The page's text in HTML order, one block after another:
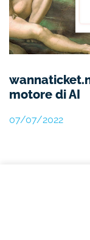
motore di AI
07/07/2022